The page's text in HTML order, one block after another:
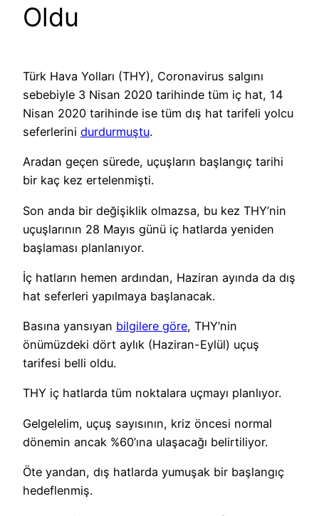
Oldu
Türk Hava Yolları (THY), Coronavirus salgını
sebebiyle 3 Nisan 2020 tarihinde tüm iç hat, 14
Nisan 2020 tarihinde ise tüm dış hat tarifeli yolcu
seferlerini durdurmuştu.
Aradan geçen sürede, uçuşların başlangıç tarihi
bir kaç kez ertelenmişti.
Son anda bir değişiklik olmazsa, bu kez THY’nin
uçuşlarının 28 Mayıs günü iç hatlarda yeniden
başlaması planlanıyor.
İç hatların hemen ardından, Haziran ayında da dış
hat seferleri yapılmaya başlanacak.
Basına yansıyan bilgilere göre, THY’nin
önümüzdeki dört aylık (Haziran-Eylül) uçuş
tarifesi belli oldu.
THY iç hatlarda tüm noktalara uçmayı planlıyor.
Gelgelelim, uçuş sayısının, kriz öncesi normal
dönemin ancak %60’ına ulaşacağı belirtiliyor.
Öte yandan, dış hatlarda yumuşak bir başlangıç
hedeflenmiş.